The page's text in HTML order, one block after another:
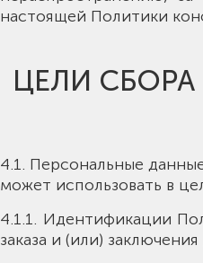
настоящей Политики
ЦЕЛИ
4.1. Персональные
может использовать в
4.1.1. Идентификации
заказа и (или)